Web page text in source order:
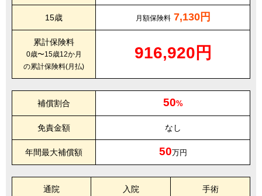
15歳 月額保険料 7,130円
累計保険料
0歳〜15歳12か月
の累計保険料(月払)
916,920円
補償割合 50%
免責金額 なし
年間最大補償額 50万円
通院 入院 手術